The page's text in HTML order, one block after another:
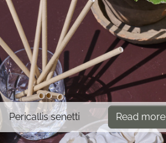
Pericallis senetti Read more